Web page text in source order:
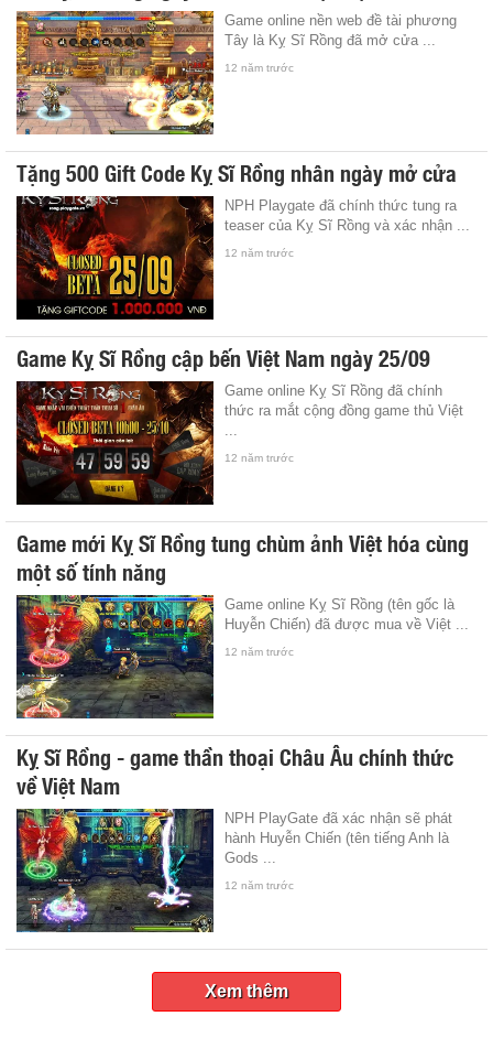
Game online nền web đề tài phương
Tây là Kỵ Sĩ Rồng đã mở cửa ...
12 năm trước
Tặng 500 Gift Code Kỵ Sĩ Rồng nhân ngày mở cửa
NPH Playgate đã chính thức tung ra
teaser của Kỵ Sĩ Rồng và xác nhận ...
12 năm trước
Game Kỵ Sĩ Rồng cập bến Việt Nam ngày 25/09
Game online Kỵ Sĩ Rồng đã chính
thức ra mắt cộng đồng game thủ Việt
12 năm trước
Game mới Kỵ Sĩ Rồng tung chùm ảnh Việt hóa cùng
một số tính năng
Game online Kỵ Sĩ Rồng (tên gốc là
Huyễn Chiến) đã được mua về Việt ...
12 năm trước
Kỵ Sĩ Rồng - game thần thoại Châu Âu chính thức
về Việt Nam
NPH PlayGate đã xác nhận sẽ phát
hành Huyễn Chiến (tên tiếng Anh là
Gods ...
12 năm trước
Xem thêm